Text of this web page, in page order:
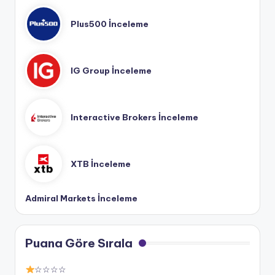
Plus500 İnceleme
IG Group İnceleme
Interactive Brokers İnceleme
XTB İnceleme
Admiral Markets İnceleme
Puana Göre Sırala
☆☆☆☆